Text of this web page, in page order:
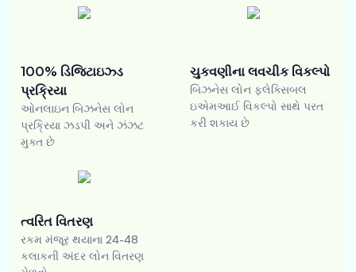
100% ડિજિટાઇઝ્ડ
પ્રક્રિયા
ઓનલાઇન બિઝનેસ લોન
પ્રક્રિયા ઝડપી અને ઝંઝટ
મુક્ત છે
ચુકવણીના લવચીક વિકલ્પો
બિઝનેસ લોન ફ્લેક્સિબલ
ઇએમઆઈ વિકલ્પો સાથે પરત
કરી શકાય છે
ત્વરિત વિતરણ
રકમ મંજૂર થયાના 24-48
કલાકની અંદર લોન વિતરણ